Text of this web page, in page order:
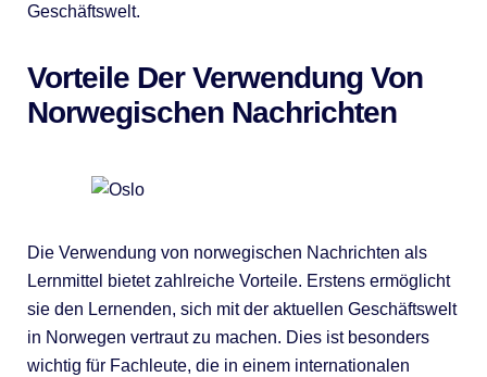
Geschäftswelt.
Vorteile Der Verwendung Von
Norwegischen Nachrichten
Die Verwendung von norwegischen Nachrichten als
Lernmittel bietet zahlreiche Vorteile. Erstens ermöglicht
sie den Lernenden, sich mit der aktuellen Geschäftswelt
in Norwegen vertraut zu machen. Dies ist besonders
wichtig für Fachleute, die in einem internationalen